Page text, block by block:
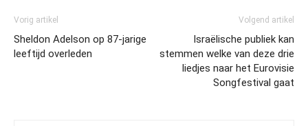
Vorig artikel
Sheldon Adelson op 87-jarige
leeftijd overleden
Volgend artikel
Israëlische publiek kan
stemmen welke van deze drie
liedjes naar het Eurovisie
Songfestival gaat